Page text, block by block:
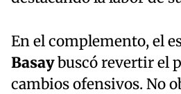
En el complemento, el
Basaybuscó revertir el
cambios ofensivos. No